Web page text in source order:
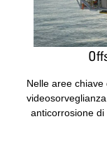
Nelle aree
anticorrosione di